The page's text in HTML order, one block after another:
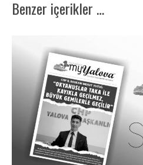
Benzer içerikler …